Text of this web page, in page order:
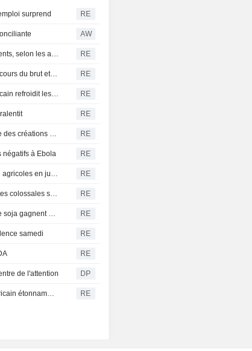
surprend RE
AW
RE
RE
RE
RE
RE
négatifs à Ebola RE
RE
RE
RE
samedi RE
RE
de l'attention DP
RE